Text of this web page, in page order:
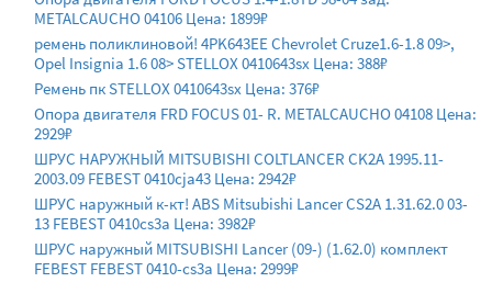
METALCAUCHO 04106 Цена: 1899₽
ремень поликлиновой! 4PK643EE Chevrolet Cruze1.6-1.8 09>,
Opel Insignia 1.6 08> STELLOX 0410643sx Цена: 388₽
Ремень пк STELLOX 0410643sx Цена: 376₽
Опора двигателя FRD FOCUS 01- R. METALCAUCHO 04108 Цена:
2929₽
ШРУС НАРУЖНЫЙ MITSUBISHI COLTLANCER CK2A 1995.11-
2003.09 FEBEST 0410cja43 Цена: 2942₽
ШРУС наружный к-кт! ABS Mitsubishi Lancer CS2A 1.31.62.0 03-
13 FEBEST 0410cs3a Цена: 3982₽
ШРУС наружный MITSUBISHI Lancer (09-) (1.62.0) комплект
FEBEST FEBEST 0410-cs3a Цена: 2999₽